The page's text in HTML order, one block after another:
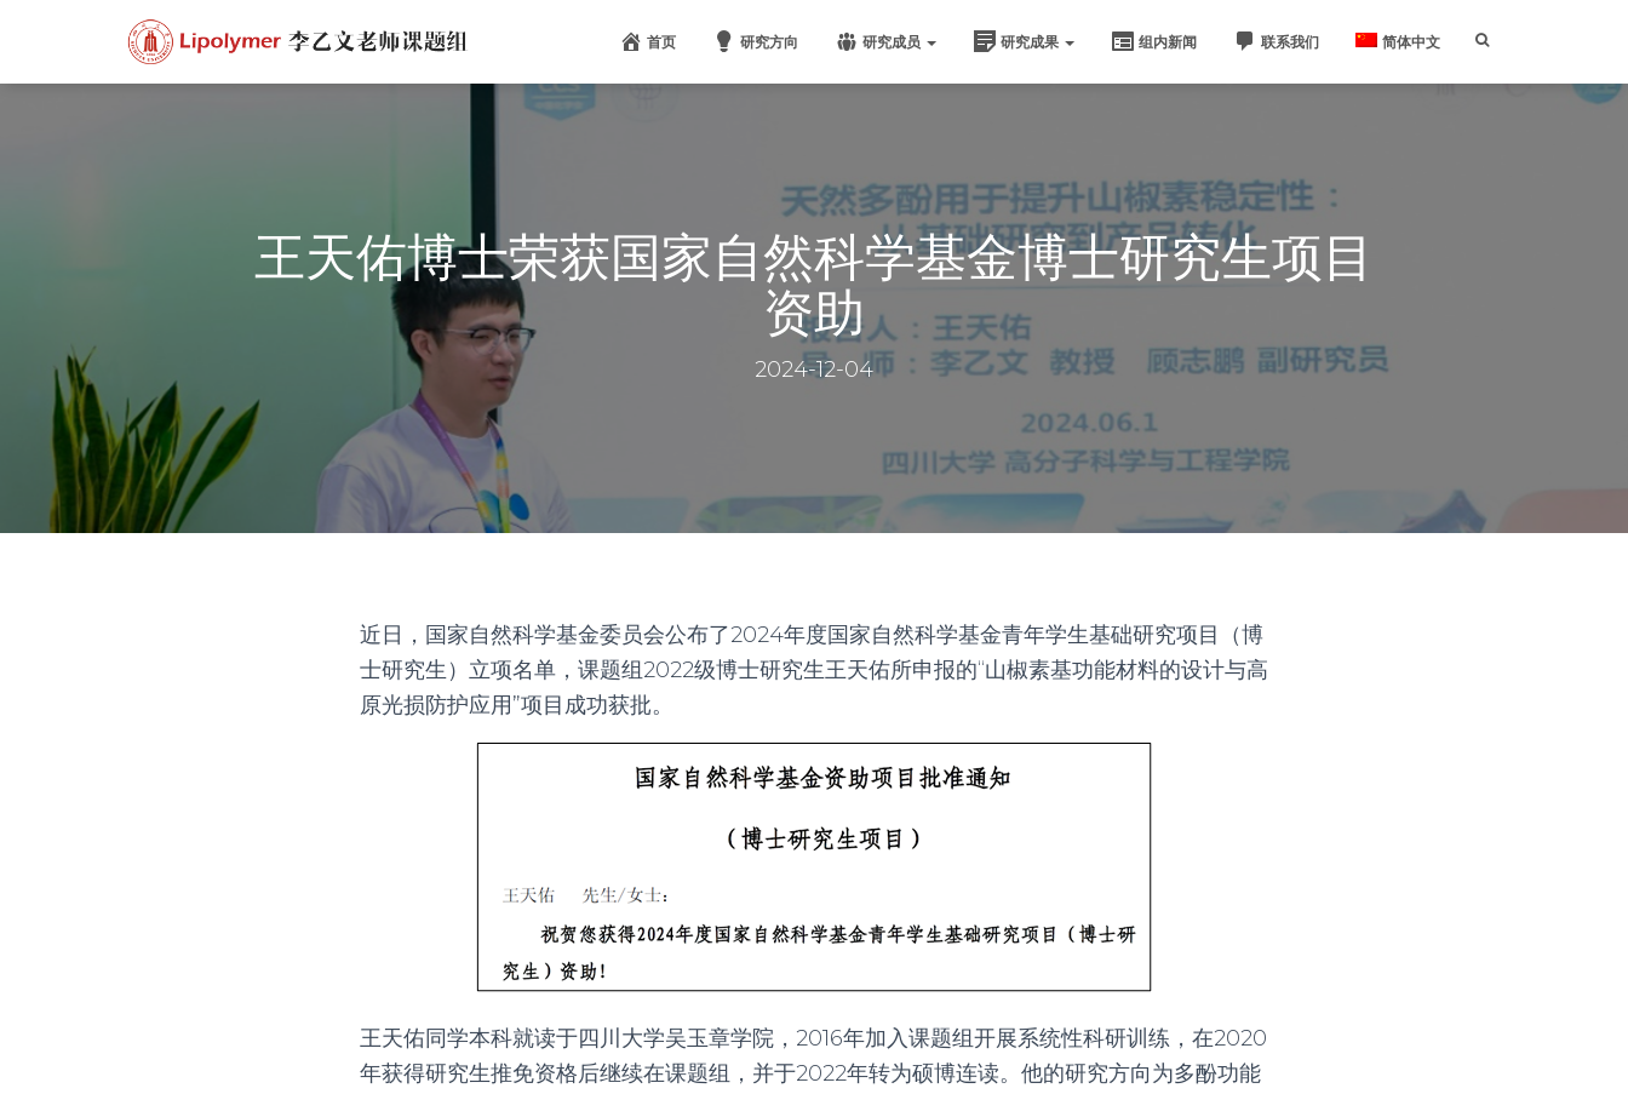
首页 研究方向 研究成员 研究成果 组内新闻 联系我们 简体中文
王天佑博士荣获国家自然科学基金博士研究生项目
资助
2024-12-04
近日，国家自然科学基金委员会公布了2024年度国家自然科学基金青年学生基础研究项目（博
士研究生）立项名单，课题组2022级博士研究生王天佑所申报的“山椒素基功能材料的设计与高
原光损防护应用”项目成功获批。
王天佑同学本科就读于四川大学吴玉章学院， 2016年加入课题组开展系统性科研训练，在2020
年获得研究生推免资格后继续在课题组，并于2022年转为硕博连读。他的研究方向为多酚功能